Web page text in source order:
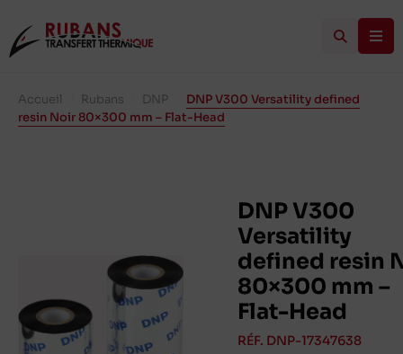
Accueil Rubans DNP
DNP V300 Versatility defined
resin Noir 80×300 mm – Flat-Head
DNP V300
Versatility
defined resin
80×300 mm –
Flat-Head
RÉF. DNP-17347638